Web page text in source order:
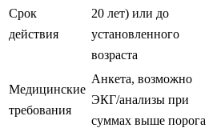
Срок
действия
20 лет) или до
установленного
возраста
Медицинские
требования
Анкета, возможно
ЭКГ/анализы при
суммах выше порога